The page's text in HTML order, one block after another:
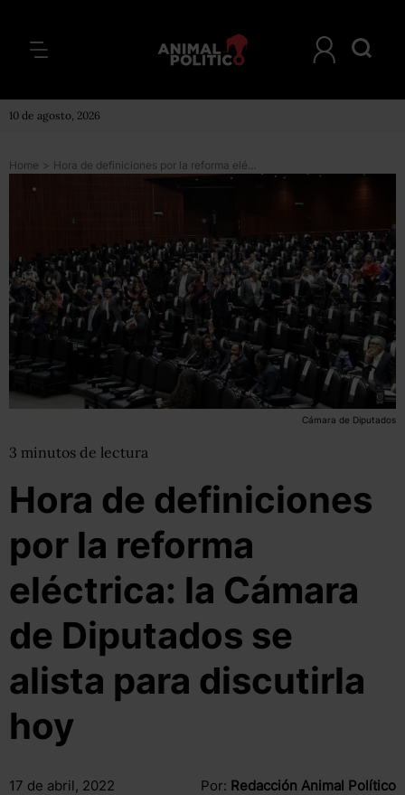
10 de agosto, 2026
Home > Hora de definiciones por la reforma eléctrica: la Cámara de Diputados se alista para discutirla hoy
Cámara de Diputados
3 minutos de lectura
Hora de definiciones
por la reforma
eléctrica: la Cámara
de Diputados se
alista para discutirla
hoy
17 de abril, 2022 Por: Redacción Animal Político